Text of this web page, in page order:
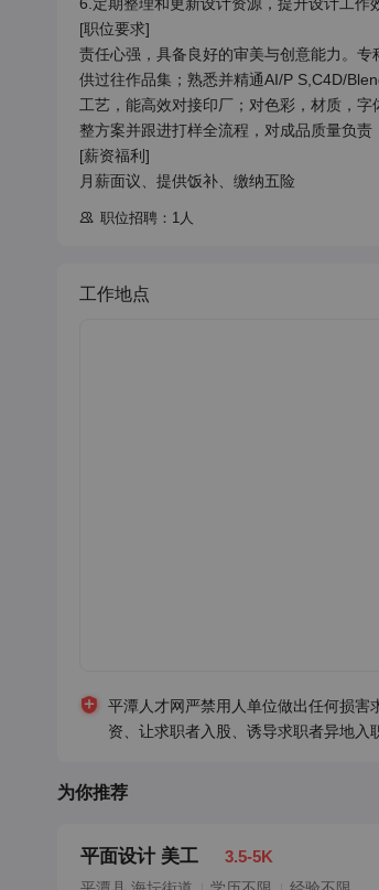
[职位要求]
责任心强，具备良好的审美与创意能力。
供过往作品集；熟悉并精通AI/P S,C4D/
工艺，能高效对接印厂；对色彩，材质，
整方案并跟进打样全流程，对成品质量负责
[薪资福利]
月薪面议、提供饭补、缴纳五险
职位招聘：1人
工作地点
平潭人才网严禁用人单位做出任何损
资、让求职者入股、诱导求职者异地
为你推荐
平面设计 美工 3.5-5K